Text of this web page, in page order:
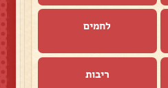
לחמים
ריבות